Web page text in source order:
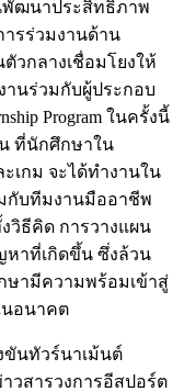
พัฒนาประสิทธิภาพ
รร่วมงานด้าน
วกลางเชื่อมโยงให้
านร่วมกับผู้ประกอบ
Program ในครั้งนี้
ที่นักศึกษาใน
เกม จะได้ทำงานใน
กับทีมงานมืออาชีพ
วิธีคิด การวางแผน
หาที่เกิดขึ้น ซึ่งล้วน
ามีความพร้อมเข้าสู่
นอนาคต
ขันทัวร์นาเม้นต์
าวสารวงการอีสปอร์ต